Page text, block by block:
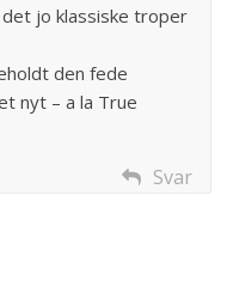
jo klassiske troper
den fede
nyt – a la True
Svar